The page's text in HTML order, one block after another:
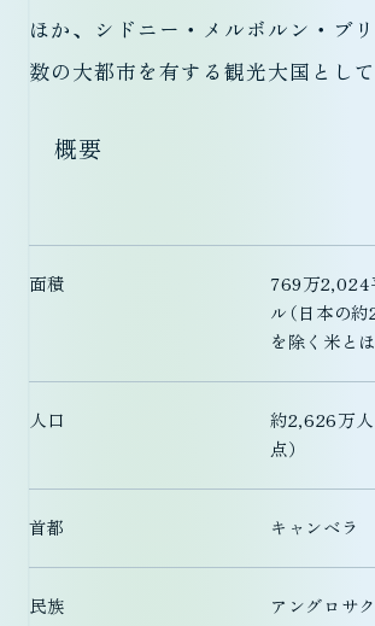
ほか、シドニー・メルボルン・ブ
数の大都市を有する観光大国とし
概要
面積
769万2,024
ル（日本の
を除く米とほ
人口
約2,626万人
点）
首都 キャンベラ
民族
アングロサ